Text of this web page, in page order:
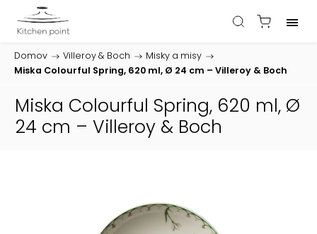
Domov / Villeroy & Boch / Misky a misy /
Miska Colourful Spring, 620 ml, Ø 24 cm – Villeroy & Boch
Miska Colourful Spring, 620 ml, Ø
24 cm – Villeroy & Boch